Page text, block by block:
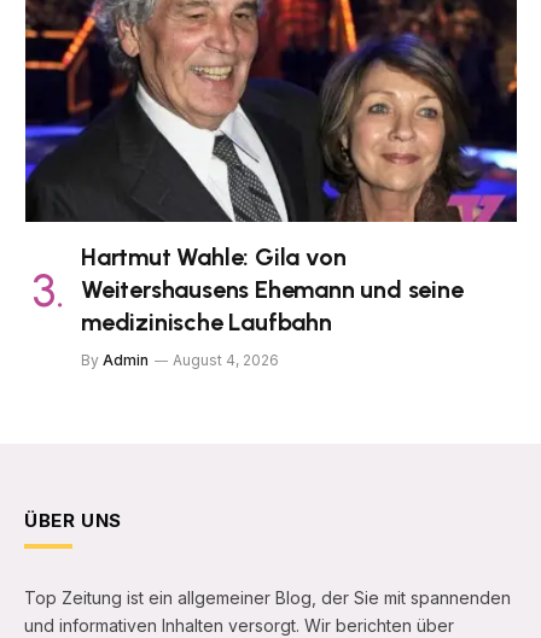
Hartmut Wahle: Gila von
Weitershausens Ehemann und seine
medizinische Laufbahn
By Admin August 4, 2026
ÜBER UNS
Top Zeitung ist ein allgemeiner Blog, der Sie mit spannenden
und informativen Inhalten versorgt. Wir berichten über